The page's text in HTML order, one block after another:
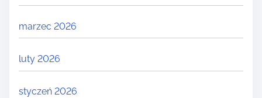
marzec 2026
luty 2026
styczeń 2026